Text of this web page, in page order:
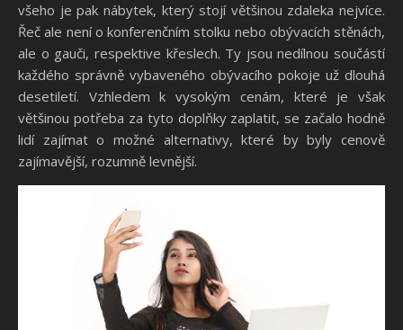
všeho je pak nábytek, který stojí většinou zdaleka nejvíce.
Řeč ale není o konferenčním stolku nebo obývacích stěnách,
ale o gauči, respektive křeslech. Ty jsou nedílnou součástí
každého správně vybaveného obývacího pokoje už dlouhá
desetiletí. Vzhledem k vysokým cenám, které je však
většinou potřeba za tyto doplňky zaplatit, se začalo hodně
lidí zajímat o možné alternativy, které by byly cenově
zajímavější, rozumně levnější.